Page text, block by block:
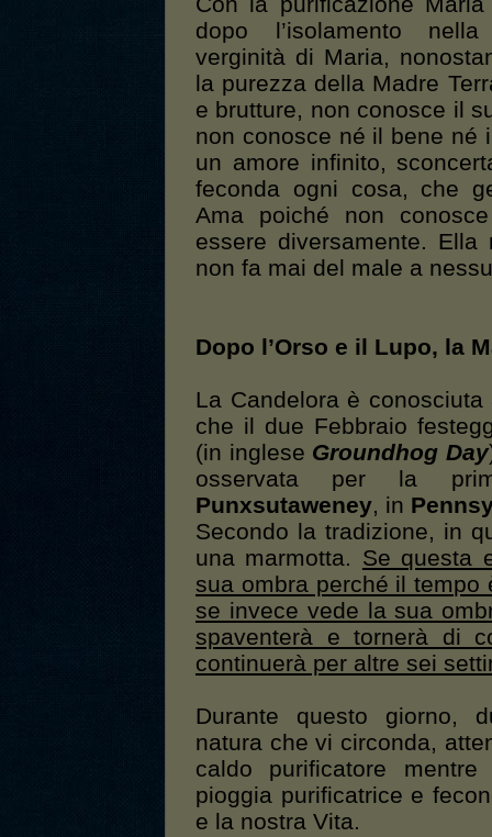
dopo l’isolamento
verginità di Maria,
la purezza della Madre
e brutture, non conosce il
non conosce né il bene né
un amore infinito,
feconda ogni cosa, che
Ama poiché non
essere diversamente.
non fa mai del male a
Dopo l’Orso e il Lupo, la
La Candelora è
che il due Febbraio
(in inglese Groundhog Day
osservata per la
Punxsutaweney, in
Secondo la tradizione, in
una marmotta. Se questa
sua ombra perché il tempo
se invece vede la sua
spaventerà e tornerà di
continuerà per altre sei
Durante questo giorno,
natura che vi circonda,
caldo purificatore
pioggia purificatrice e
e la nostra Vita.